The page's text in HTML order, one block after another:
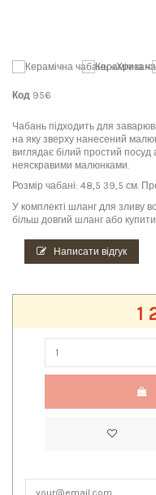
Код 956
Чабань підходить для
на яку зверху нанесений
виглядає білий простий посуд
неяскравими малюнками.
Розмір чабані: 48,5 39,5 см.
У комплекті шланг для зливу
більш довгий шланг або
Написати відгук
1